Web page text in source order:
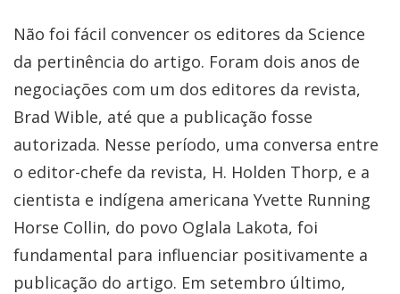
Não foi fácil convencer os editores da Science
da pertinência do artigo. Foram dois anos de
negociações com um dos editores da revista,
Brad Wible, até que a publicação fosse
autorizada. Nesse período, uma conversa entre
o editor-chefe da revista, H. Holden Thorp, e a
cientista e indígena americana Yvette Running
Horse Collin, do povo Oglala Lakota, foi
fundamental para influenciar positivamente a
publicação do artigo. Em setembro último,